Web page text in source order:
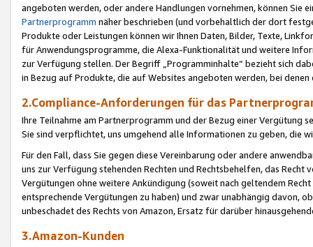
angeboten werden, oder andere Handlungen vornehmen, können Sie
Partnerprogramm näher beschrieben (und vorbehaltlich der dort
Produkte oder Leistungen können wir Ihnen Daten, Bilder, Texte,
für Anwendungsprogramme, die Alexa-Funktionalität und weitere
zur Verfügung stellen. Der Begriff „Programminhalte“ bezieht sich
in Bezug auf Produkte, die auf Websites angeboten werden, bei
2.Compliance-Anforderungen für das
Ihre Teilnahme am Partnerprogramm und der Bezug einer Vergütung
Sie sind verpflichtet, uns umgehend alle Informationen zu geben, die
Für den Fall, dass Sie gegen diese Vereinbarung oder andere
uns zur Verfügung stehenden Rechten und Rechtsbehelfen, das
Vergütungen ohne weitere Ankündigung (soweit nach geltendem
entsprechende Vergütungen zu haben) und zwar unabhängig davon,
unbeschadet des Rechts von Amazon, Ersatz für darüber
3.Amazon-Kunden